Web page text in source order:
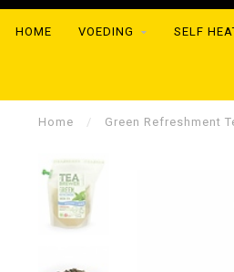
HOME VOEDING SELF
Home / Green Refreshment